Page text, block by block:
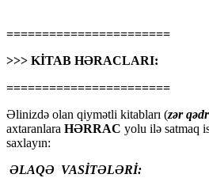
=======================
>>> KİTAB HƏRACLARI:
=======================
Əlinizdə olan qiymətli kitabları (zər
axtaranlara HƏRRAC yolu ilə satmaq
saxlayın:
ƏLAQƏ VASİTƏLƏRİ: